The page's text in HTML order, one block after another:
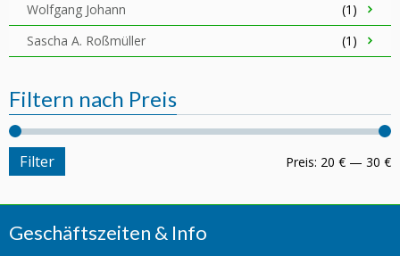
Wolfgang Johann
(1)
Sascha A. Roßmüller
(1)
Filtern nach Preis
Filter Preis: 20 € — 30 €
Geschäftszeiten & Info